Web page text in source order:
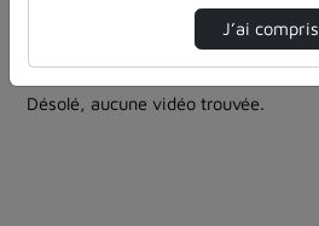
colloques-et-conferences
0 vidéo trouvée
Désolé, aucune vidéo trouvée.
J’ai compris